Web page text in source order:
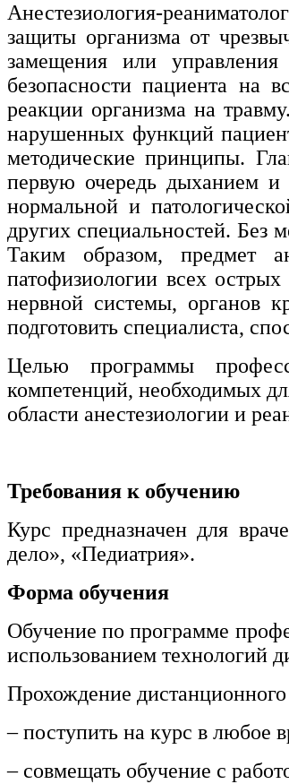
Техника-технологии
Прикладная геология,
нефтегазовое дело и
Техника и технологии
транспорта
Техника и технологии
Ядерная
Культура и спорт
Физкультура и
Сервис и туризм
Изобразительное и
Средства массовой
информативно-
Управление в
Ветеринария и
Основные Услуги
Дополнительные
Анестезиология-
защиты организма от
замещения или
безопасности пациента на
реакции организма на
нарушенных функций
методические принципы.
первую очередь дыханием и
нормальной и
других специальностей. Без
Таким образом, предмет
патофизиологии всех
нервной системы, органов
подготовить специалиста,
Целью программы
компетенций, необходимых
области анестезиологии и
Требования к обучению
Курс предназначен для
дело», «Педиатрия».
Форма обучения
Обучение по программе
использованием технологий
Прохождение
– поступить на курс в любое
– совмещать обучение с